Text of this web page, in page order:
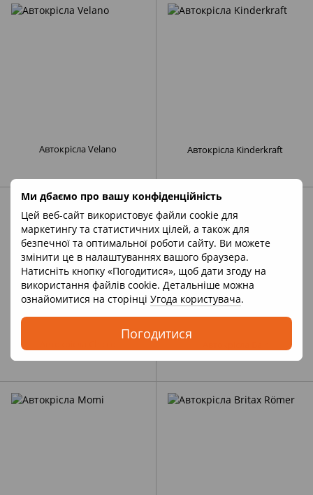
Ми дбаємо про вашу конфіденційність
Цей веб-сайт використовує файли cookie для
маркетингу та статистичних цілей, а також для
безпечної та оптимальної роботи сайту. Ви можете
змінити це в налаштуваннях вашого браузера.
Натисніть кнопку «Погодитися», щоб дати згоду на
використання файлів cookie. Детальніше можна
ознайомитися на сторінці Угода користувача.
Погодитися
Автокрісла Velano Автокрісла Kinderkraft